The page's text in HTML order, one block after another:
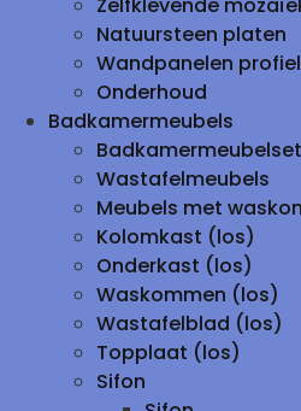
Natuursteen platen
Wandpanelen
Onderhoud
Badkamermeubels
Badkamermeubelset
Wastafelmeubels
Meubels met
Kolomkast (los)
Onderkast (los)
Waskommen (los)
Wastafelblad (los)
Topplaat (los)
Sifon